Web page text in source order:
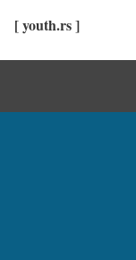
[ youth.rs ]